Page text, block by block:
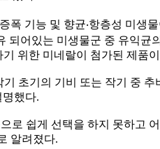
기능 및 향균‧항층성 미
어있는 미생물군 중 유익
위한 미네랄이 첨가된 제품
초기의 기비 또는 작기 중
했다.
로 쉽게 선택을 하지 못하고
알려졌다.